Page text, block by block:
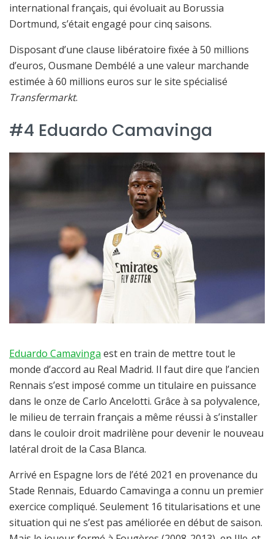
international français, qui évoluait au Borussia
Dortmund, s’était engagé pour cinq saisons.
Disposant d’une clause libératoire fixée à 50 millions
d’euros, Ousmane Dembélé a une valeur marchande
estimée à 60 millions euros sur le site spécialisé
Transfermarkt.
#4 Eduardo Camavinga
Eduardo Camavinga est en train de mettre tout le
monde d’accord au Real Madrid. Il faut dire que l’ancien
Rennais s’est imposé comme un titulaire en puissance
dans le onze de Carlo Ancelotti. Grâce à sa polyvalence,
le milieu de terrain français a même réussi à s’installer
dans le couloir droit madrilène pour devenir le nouveau
latéral droit de la Casa Blanca.
Arrivé en Espagne lors de l’été 2021 en provenance du
Stade Rennais, Eduardo Camavinga a connu un premier
exercice compliqué. Seulement 16 titularisations et une
situation qui ne s’est pas améliorée en début de saison.